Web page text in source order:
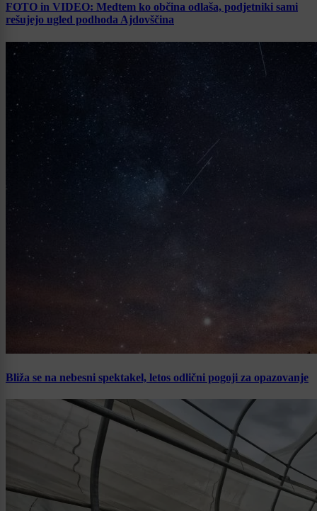
FOTO in VIDEO: Medtem ko občina odlaša, podjetniki sami
rešujejo ugled podhoda Ajdovščina
Bliža se na nebesni spektakel, letos odlični pogoji za opazovanje